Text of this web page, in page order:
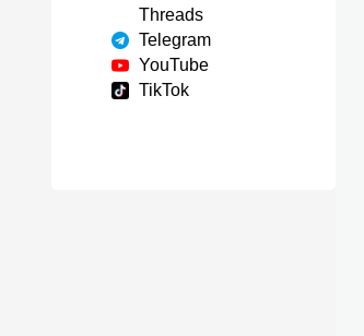
Threads
Telegram
YouTube
TikTok